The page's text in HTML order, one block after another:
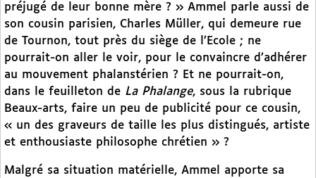
préjugé de leur bonne mère ? » Ammel parle aussi de
son cousin parisien, Charles Müller, qui demeure rue
de Tournon, tout près du siège de l’Ecole ; ne
pourrait-on aller le voir, pour le convaincre d’adhérer
au mouvement phalanstérien ? Et ne pourrait-on,
dans le feuilleton de La Phalange, sous la rubrique
Beaux-arts, faire un peu de publicité pour ce cousin,
« un des graveurs de taille les plus distingués, artiste
et enthousiaste philosophe chrétien » ?
Malgré sa situation matérielle, Ammel apporte sa